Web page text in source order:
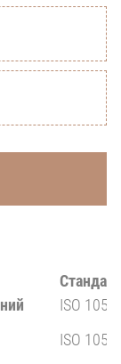
Стандарт
ISO
ISO